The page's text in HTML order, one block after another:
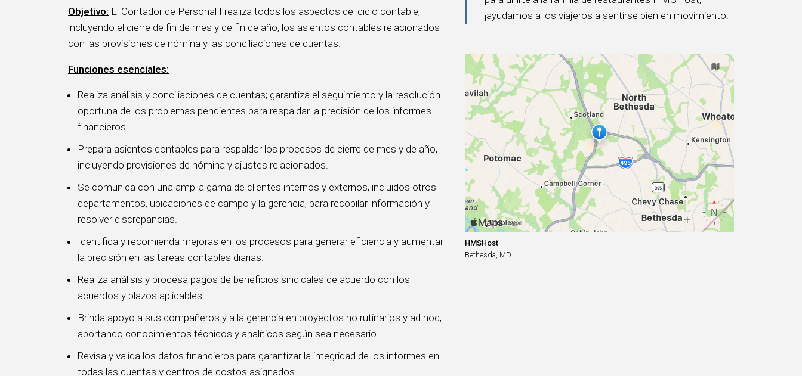
Objetivo: El Contador de Personal I realiza todos los aspectos del ciclo contable,
incluyendo el cierre de fin de mes y de fin de año, los asientos contables relacionados
con las provisiones de nómina y las conciliaciones de cuentas.
Funciones esenciales:
Realiza análisis y conciliaciones de cuentas; garantiza el seguimiento y la resolución
oportuna de los problemas pendientes para respaldar la precisión de los informes
financieros.
Prepara asientos contables para respaldar los procesos de cierre de mes y de año,
incluyendo provisiones de nómina y ajustes relacionados.
Se comunica con una amplia gama de clientes internos y externos, incluidos otros
departamentos, ubicaciones de campo y la gerencia, para recopilar información y
resolver discrepancias.
Identifica y recomienda mejoras en los procesos para generar eficiencia y aumentar
la precisión en las tareas contables diarias.
Realiza análisis y procesa pagos de beneficios sindicales de acuerdo con los
acuerdos y plazos aplicables.
Brinda apoyo a sus compañeros y a la gerencia en proyectos no rutinarios y ad hoc,
aportando conocimientos técnicos y analíticos según sea necesario.
Revisa y valida los datos financieros para garantizar la integridad de los informes en
todas las cuentas y centros de costos asignados.
¡ayudamos a los viajeros a sentirse bien en movimiento!
HMSHost
Bethesda, MD